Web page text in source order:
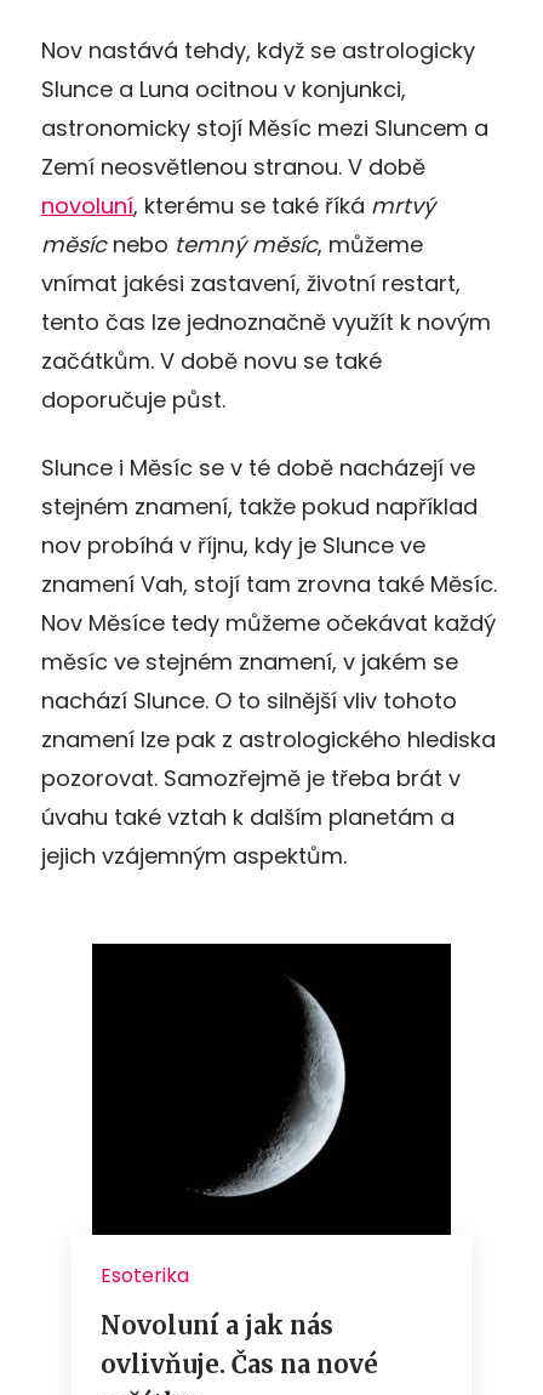
Nov nastává tehdy, když se astrologicky
Slunce a Luna ocitnou v konjunkci,
astronomicky stojí Měsíc mezi Sluncem a
Zemí neosvětlenou stranou. V době
novoluní, kterému se také říká mrtvý
měsícnebo temný měsíc, můžeme
vnímat jakési zastavení, životní restart,
tento čas lze jednoznačně využít k novým
začátkům. V době novu se také
doporučuje půst.
Slunce i Měsíc se v té době nacházejí ve
stejném znamení, takže pokud například
nov probíhá v říjnu, kdy je Slunce ve
znamení Vah, stojí tam zrovna také Měsíc.
Nov Měsíce tedy můžeme očekávat každý
měsíc ve stejném znamení, v jakém se
nachází Slunce. O to silnější vliv tohoto
znamení lze pak z astrologického hlediska
pozorovat. Samozřejmě je třeba brát v
úvahu také vztah k dalším planetám a
jejich vzájemným aspektům.